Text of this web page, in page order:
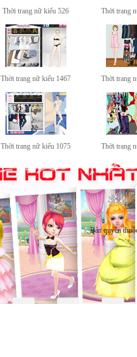
Thời trang nữ kiểu 526 Thời trang
Thời trang nữ kiểu 1467 Thời trang
Thời trang nữ kiểu 1075 Thời trang
Bản quyền